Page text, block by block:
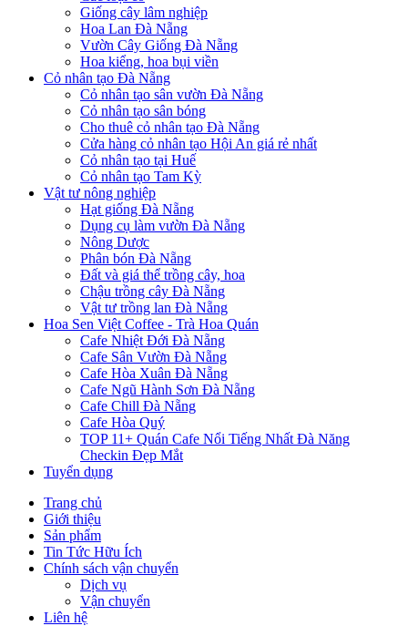
Giống cây lâm nghiệp
Hoa Lan Đà Nẵng
Vườn Cây Giống Đà Nẵng
Hoa kiểng, hoa bụi viền
Cỏ nhân tạo Đà Nẵng
Cỏ nhân tạo sân vườn Đà Nẵng
Cỏ nhân tạo sân bóng
Cho thuê cỏ nhân tạo Đà Nẵng
Cửa hàng cỏ nhân tạo Hội An giá rẻ nhất
Cỏ nhân tạo tại Huế
Cỏ nhân tạo Tam Kỳ
Vật tư nông nghiệp
Hạt giống Đà Nẵng
Dụng cụ làm vườn Đà Nẵng
Nông Dược
Phân bón Đà Nẵng
Đất và giá thể trồng cây, hoa
Chậu trồng cây Đà Nẵng
Vật tư trồng lan Đà Nẵng
Hoa Sen Việt Coffee - Trà Hoa Quán
Cafe Nhiệt Đới Đà Nẵng
Cafe Sân Vườn Đà Nẵng
Cafe Hòa Xuân Đà Nẵng
Cafe Ngũ Hành Sơn Đà Nẵng
Cafe Chill Đà Nẵng
Cafe Hòa Quý
TOP 11+ Quán Cafe Nổi Tiếng Nhất Đà Năng
Checkin Đẹp Mắt
Tuyển dụng
Trang chủ
Giới thiệu
Sản phẩm
Tin Tức Hữu Ích
Chính sách vận chuyển
Dịch vụ
Vận chuyển
Liên hệ